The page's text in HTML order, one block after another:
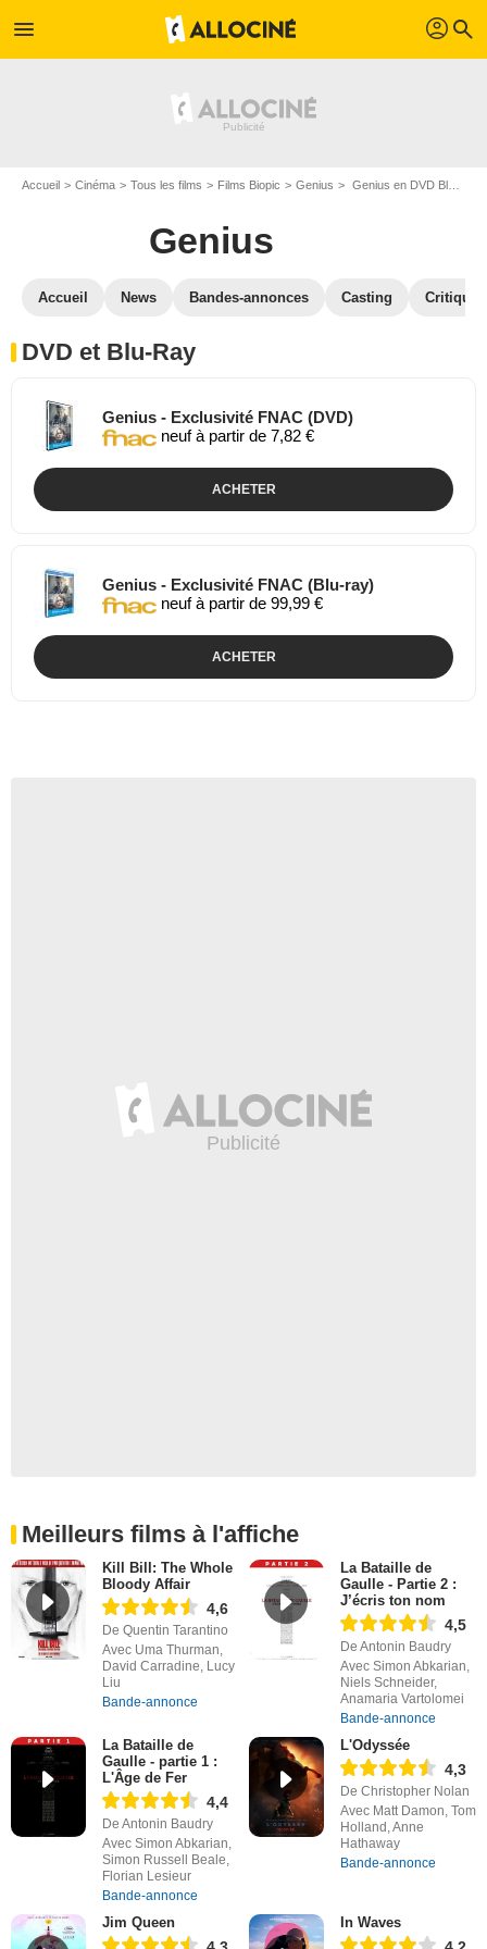
menu profil search
Accueil Cinéma Tous les films Films Biopic Genius Genius en DVD Blu Ray
Genius
Accueil News Bandes-annonces Casting
DVD et Blu-Ray
Genius - Exclusivité FNAC (DVD)
neuf à partir de 7,82 €
ACHETER
Genius - Exclusivité FNAC (Blu-ray)
neuf à partir de 99,99 €
ACHETER
Meilleurs films à l'affiche
Kill Bill: The Whole
Bloody Affair
4,6
De Quentin Tarantino
Avec Uma Thurman,
David Carradine, Lucy
Liu
Bande-annonce
La Bataille de
Gaulle - Partie 2 :
J’écris ton nom
4,5
De Antonin Baudry
Avec Simon Abkarian,
Niels Schneider,
Anamaria Vartolomei
Bande-annonce
La Bataille de
Gaulle - partie 1 :
L'Âge de Fer
4,4
De Antonin Baudry
Avec Simon Abkarian,
Simon Russell Beale,
Florian Lesieur
Bande-annonce
L'Odyssée
4,3
De Christopher Nolan
Avec Matt Damon, Tom
Holland, Anne
Hathaway
Bande-annonce
Jim Queen In Waves